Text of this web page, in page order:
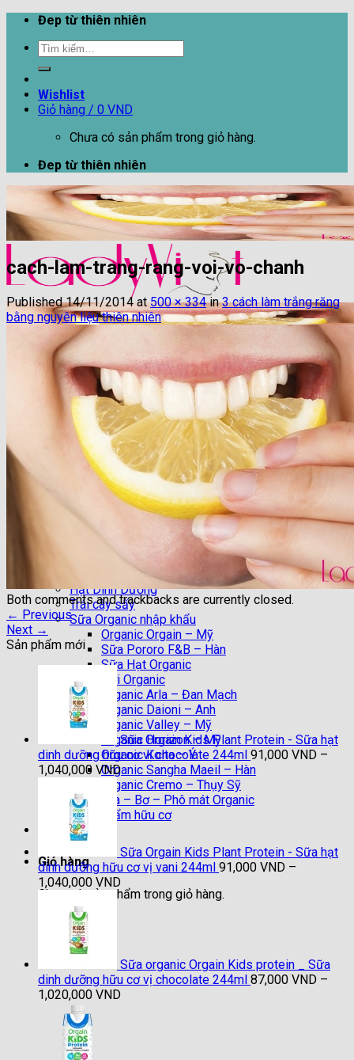
Skip
content
Đep từ thiên nhiên
Tìm
kiếm:
Wishlist
Giỏ hàng / 0 VND
Chưa có sản phẩm trong giỏ hàng.
Đep từ thiên nhiên
Trang chủ
Giới Thiệu
Nhận Xét của KH
Tin Tức
Chuyên mục đẹp
Chia Sẻ
DIY (Do it yourself)
Làm Đẹp
Sức Khỏe
Hạt Dinh Dưỡng
Trái cây sấy
Sữa Organic nhập khẩu
Organic Orgain – Mỹ
Sữa Pororo F&B – Hàn
Sữa Hạt Organic
Sữa Tươi Organic
Organic Arla – Đan Mạch
Organic Daioni – Anh
Organic Valley – Mỹ
Organic Horizon – Mỹ
Organic Koita – Ý
Organic Sangha Maeil – Hàn
Organic Cremo – Thụy Sỹ
Sữa chua – Bơ – Phô mát Organic
Thực phẩm hữu cơ
Liên hệ
Giỏ hàng
Chưa có sản phẩm trong giỏ hàng.
cach-lam-trang-rang-voi-vo-chanh
Published14/11/2014at500 × 334in3 cách làm trắng răng
bằng nguyên liệu thiên nhiên
Both comments and trackbacks are currently closed.
← Previous
Next →
Sản phẩm mới
Sữa Orgain Kids Plant Protein - Sữa hạt
dinh dưỡng hữu cơ vị chocolate 244ml 91,000 VND –
1,040,000 VNDKhoảng
giá:
từ
91,000 VND
1,040,000 VND
Sữa Orgain Kids Plant Protein - Sữa hạt
dinh dưỡng hữu cơ vị vani 244ml 91,000 VND –
1,040,000 VNDKhoảng
giá:
1,040,000 VND
Sữa organic Orgain Kids protein _ Sữa
dinh dưỡng hữu cơ vị chocolate 244ml 87,000 VND –
1,020,000 VNDKhoảng